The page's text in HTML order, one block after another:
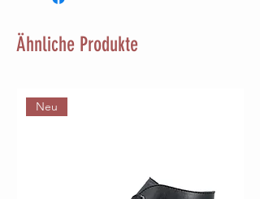
Ähnliche Produkte
Neu